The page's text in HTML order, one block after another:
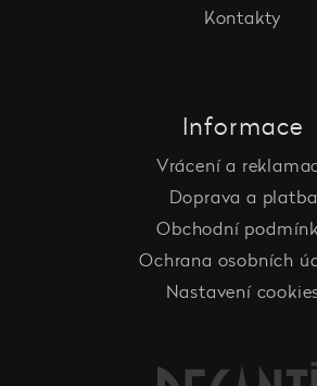
Kontakty
Informace
Vrácení a
Doprava a platba
Obchodní
Ochrana osobních
Nastavení